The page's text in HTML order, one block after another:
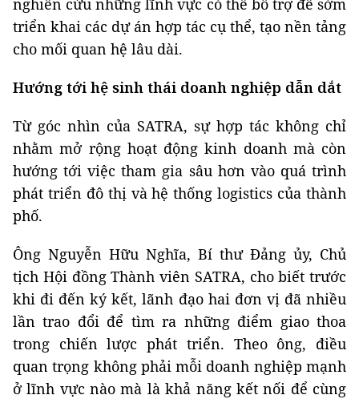
nghiên cứu những lĩnh vực có thể bổ trợ để sớm
triển khai các dự án hợp tác cụ thể, tạo nền tảng
cho mối quan hệ lâu dài.
Hướng tới hệ sinh thái doanh nghiệp dẫn dắt
Từ góc nhìn của SATRA, sự hợp tác không chỉ
nhằm mở rộng hoạt động kinh doanh mà còn
hướng tới việc tham gia sâu hơn vào quá trình
phát triển đô thị và hệ thống logistics của thành
phố.
Ông Nguyễn Hữu Nghĩa, Bí thư Đảng ủy, Chủ
tịch Hội đồng Thành viên SATRA, cho biết trước
khi đi đến ký kết, lãnh đạo hai đơn vị đã nhiều
lần trao đổi để tìm ra những điểm giao thoa
trong chiến lược phát triển. Theo ông, điều
quan trọng không phải mỗi doanh nghiệp mạnh
ở lĩnh vực nào mà là khả năng kết nối để cùng